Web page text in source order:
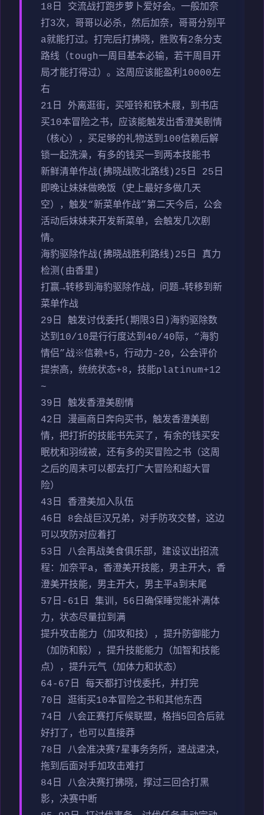
18日 交流战打跑步萝卜爱好会。一般加奈
打3次，哥哥以必杀，然后加奈，哥哥分别平
a就能打过。打完后打拂晓，胜败有2条分支
路线（tough一周目基本必输，若干周目开
局才能打得过）。这周应该能盈利10000左
右
21日 外离逛街，买哑铃和铁木屐，到书店
买10本冒险之书，应该能触发出香澄美剧情
（核心），买足够的礼物送到100信赖后解
锁一起洗澡，有多的钱买一到两本技能书
新鲜清单作战(拂晓战败北路线)25日 25日
即晚让妹妹做晚饭（史上最好多做几天
空），触发“新菜单作战”第二天今后，公会
活动后妹妹来开发新菜单，会触发几次剧
情。
海豹驱除作战(拂晓战胜利路线)25日 真力
检测(由香里)
打赢→转移到海豹驱除作战，问题→转移到新
菜单作战
29日 触发讨伐委托(期限3日)海豹驱除数
达到10/10是行行度达到40/40际，“海豹
情侣”战※信赖+5，行动力-20，公会评价
提崇高，统统状态+8，技能platinum+12
~
39日 触发香澄美剧情
42日 漫画商日奔向买书，触发香澄美剧
情，把打折的技能书先买了，有余的钱买安
眠枕和羽绒被，还有多的买冒险之书（这周
之后的周末可以都去打广大冒险和超大冒
险）
43日 香澄美加入队伍
46日 8会战巨汉兄弟，对手防攻交替，这边
可以攻防对应着打
53日 八会再战美食俱乐部，建设议出招流
程：加奈平a，香澄美开技能，男主开大，香
澄美开技能，男主开大，男主平a到末尾
57日-61日 集训，56日确保睡觉能补满体
力，状态尽量拉到满
提升攻击能力（加攻和技），提升防御能力
（加防和毅），提升技能能力（加智和技能
点），提升元气（加体力和状态）
64-67日 每天都打讨伐委托，并打完
70日 逛街买10本冒险之书和其他东西
74日 八会正赛打斥候联盟，格挡5回合后就
好打了，也可以直接莽
78日 八会准决赛7星事务务所，速战速决，
拖到后面对手加攻击难打
84日 八会决赛打拂晓，撑过三回合打黑
影，决赛中断